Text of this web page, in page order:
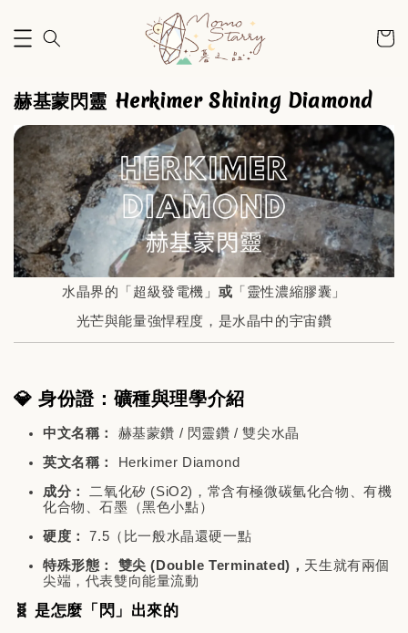
赫基蒙閃靈 Herkimer Shining Diamond
水晶界的「超級發電機」 或 「靈性濃縮膠囊」
光芒與能量強悍程度，是水晶中的宇宙鑽
💎 身份證：礦種與理學介紹
中文名稱：
赫基蒙鑽 / 閃靈鑽 / 雙尖水晶
英文名稱：
Herkimer Diamond
成分：
二氧化矽 (SiO2)，常含有極微碳氫化合物、有機
化合物、石墨（黑色小點）
硬度：
7.5（比一般水晶還硬一點
特殊形態：
雙尖 (Double Terminated)， 天生就有兩個
尖端，代表雙向能量流動
🧬 是怎麼「閃」出來的